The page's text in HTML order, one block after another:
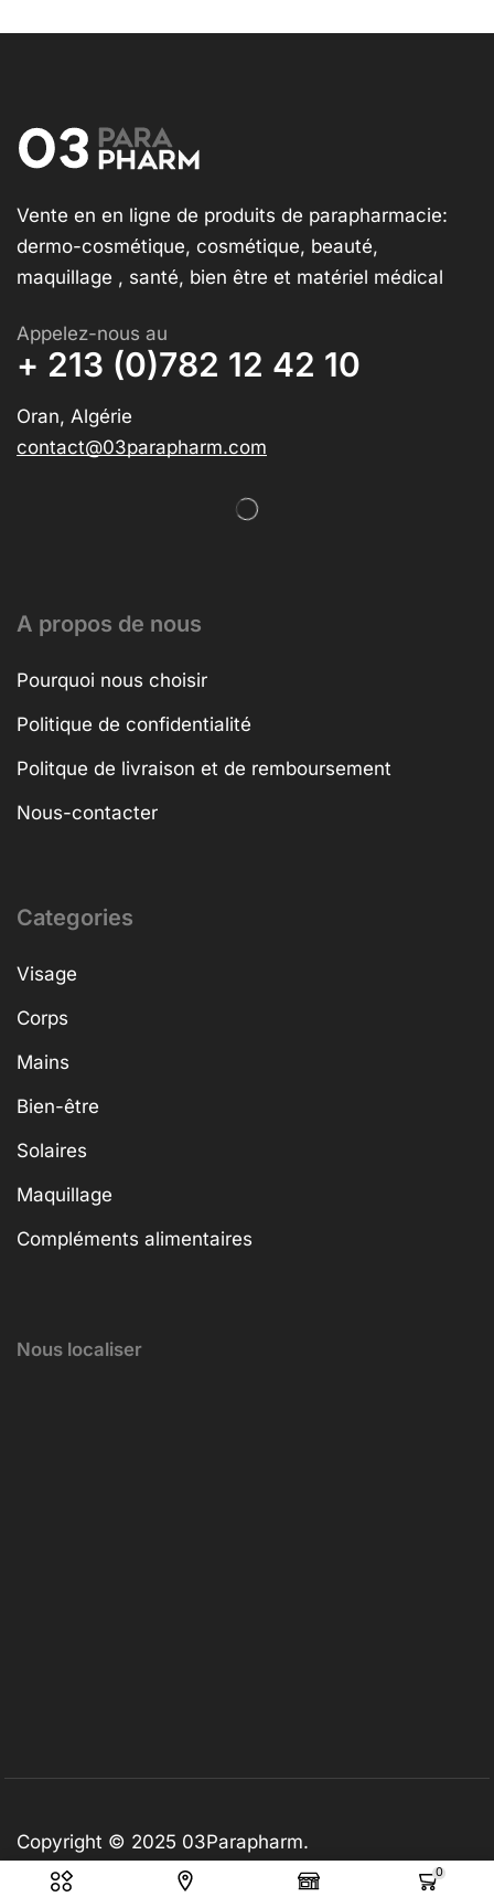
0
Vente en en ligne de produits de parapharmacie:
dermo-cosmétique, cosmétique, beauté,
maquillage , santé, bien être et matériel médical
Appelez-nous au
+ 213 (0)782 12 42 10
Oran, Algérie
contact@03parapharm.com
A propos de nous
Pourquoi nous choisir
Politique de confidentialité
Politque de livraison et de remboursement
Nous-contacter
Categories
Visage
Corps
Mains
Bien-être
Solaires
Maquillage
Compléments alimentaires
Nous localiser
Copyright © 2025 03Parapharm.